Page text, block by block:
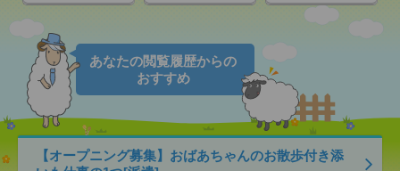
あなたの閲覧履歴からの
おすすめ
【オープニング募集】おばあちゃんのお散歩付き添